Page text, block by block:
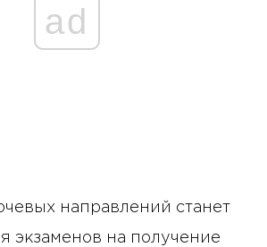
ad
направлений станет
экзаменов на получение